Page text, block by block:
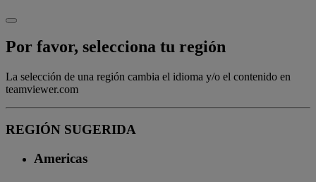
Por favor, selecciona tu región
La selección de una región cambia el idioma y/o el contenido en
teamviewer.com
REGIÓN SUGERIDA
Americas